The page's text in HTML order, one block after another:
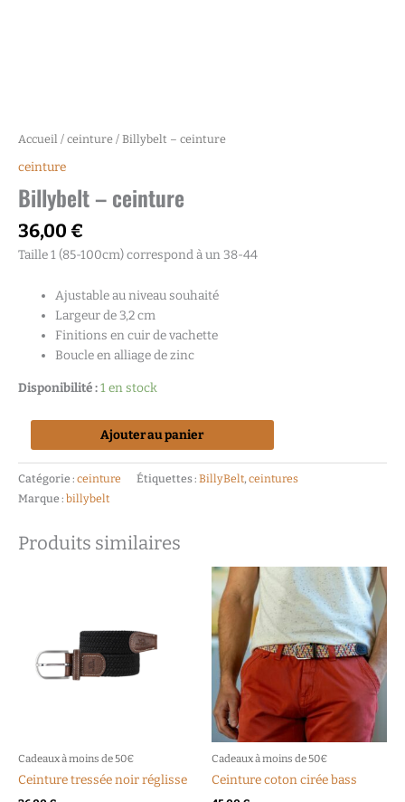
Accueil / ceinture / Billybelt – ceinture
ceinture
Billybelt – ceinture
36,00 €
Taille 1 (85-100cm) correspond à un 38-44 ​
Ajustable au niveau souhaité ​
Largeur de 3,2 cm ​
Finitions en cuir de vachette ​
Boucle en alliage de zinc ​
Disponibilité :1 en stock
Ajouter au panier
Catégorie : ceinture Étiquettes : BillyBelt, ceintures
Marque : billybelt
Produits similaires
Cadeaux à moins de 50€
Ceinture tressée noir réglisse
plusieurs
variations.
Les
sur
Cadeaux à moins de 50€
Ceinture coton cirée bass
Ce
produit
a
plusieurs
variations.
Les
options
peuvent
être
sur